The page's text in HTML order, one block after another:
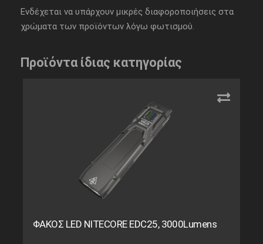
Ενδέχεται να υπάρχουν μικρές διαφοροποιήσεις στα
χρώματα των προϊόντων λόγω φωτισμού.
Προϊόντα ίδιας κατηγορίας
ΦΑΚΟΣ LED NITECORE EDC25, 3000Lumens